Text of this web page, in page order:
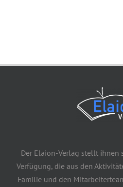
Der Elaion-Verlag stellt ihnen
Verfügung, die aus den
Familie und den